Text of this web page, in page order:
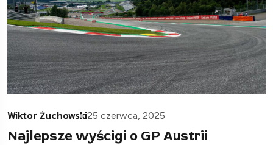
Wiktor Żuchowski25 czerwca, 2025
Najlepsze wyścigi o GP Austrii